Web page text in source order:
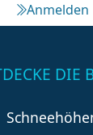
Anmelden
DIE